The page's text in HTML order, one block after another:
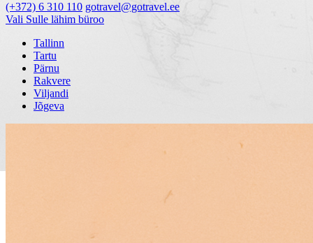
(+372) 6 310 110 gotravel@gotravel.ee
Vali Sulle lähim büroo
Tallinn
Tartu
Pärnu
Rakvere
Viljandi
Jõgeva